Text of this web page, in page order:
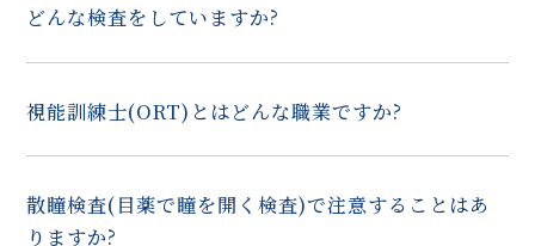
どんな検査をしていますか?
視能訓練士(ORT)とはどんな職業ですか?
散瞳検査(目薬で瞳を開く検査)で注意することはあ
りますか?